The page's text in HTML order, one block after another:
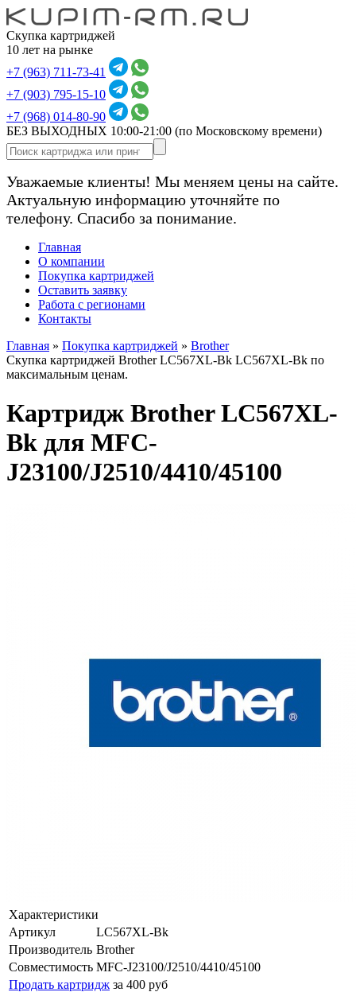
Скупка картриджей
10 лет на рынке
+7 (963) 711-73-41
+7 (903) 795-15-10
+7 (968) 014-80-90
БЕЗ ВЫХОДНЫХ 10:00-21:00 (по Московскому времени)
Уважаемые клиенты! Мы меняем цены на сайте.
Актуальную информацию уточняйте по
телефону. Спасибо за понимание.
Главная
О компании
Покупка картриджей
Оставить заявку
Работа с регионами
Контакты
Главная » Покупка картриджей » Brother
Скупка картриджей Brother LC567XL-Bk LC567XL-Bk по
максимальным ценам.
Картридж Brother LC567XL-
Bk для MFC-
J23100/J2510/4410/45100
Характеристики
Артикул
LC567XL-Bk
Производитель Brother
Совместимость MFC-J23100/J2510/4410/45100
Продать картридж за 400 руб